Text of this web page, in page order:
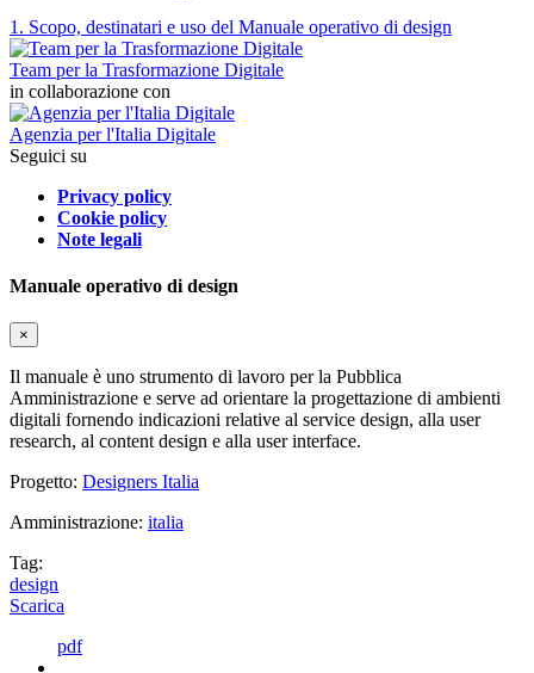
1. Scopo, destinatari e uso del Manuale operativo di design
Team per la Trasformazione Digitale
in collaborazione con
Agenzia per l'Italia Digitale
Seguici su
Privacy policy
Cookie policy
Note legali
Manuale operativo di design
×
Il manuale è uno strumento di lavoro per la Pubblica
Amministrazione e serve ad orientare la progettazione di ambienti
digitali fornendo indicazioni relative al service design, alla user
research, al content design e alla user interface.
Progetto: Designers Italia
Amministrazione: italia
Tag:
design
Scarica
pdf